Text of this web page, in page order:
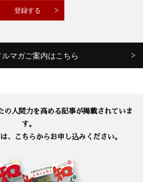
マガご案内はこちら
の人間力を高める記事が掲載されていま
す。
、こちらからお申し込みください。